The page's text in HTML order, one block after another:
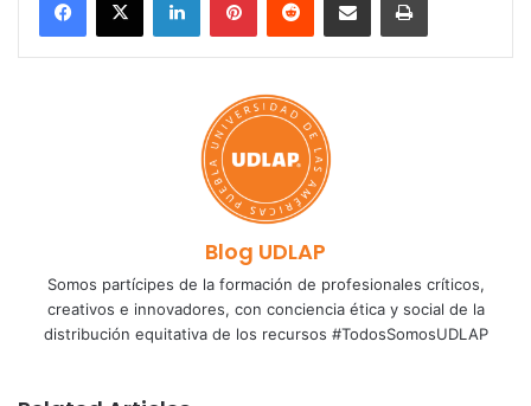
Blog UDLAP
Somos partícipes de la formación de profesionales críticos,
creativos e innovadores, con conciencia ética y social de la
distribución equitativa de los recursos #TodosSomosUDLAP